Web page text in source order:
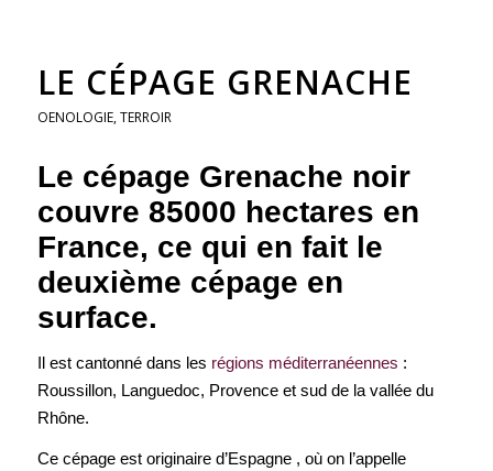
LE CÉPAGE GRENACHE
OENOLOGIE,TERROIR
Le cépage Grenache noir
couvre 85000 hectares en
France, ce qui en fait le
deuxième cépage en
surface.
Il est cantonné dans les régions méditerranéennes :
Roussillon, Languedoc, Provence et sud de la vallée du
Rhône.
Ce cépage est originaire d’Espagne , où on l’appelle